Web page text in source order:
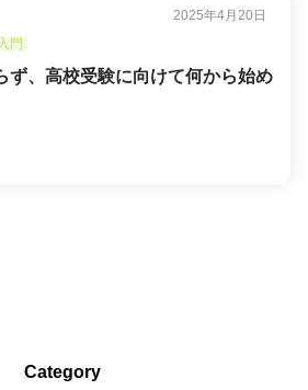
2025年4月20日
入門
ず、高校受験に向けて何から始め
Category